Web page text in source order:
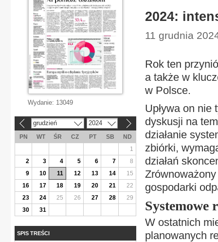
2024:
11 grudnia
Rok ten
a także w
w Polsce.
Upływa on
dyskusji na
działanie
zbiórki,
działań
gospodarki
Systemowe
W ostatnich
planowanych
Wydanie: 13049
grudzień 2024
PN WT ŚR CZ PT SB
ND
1
2
3 4 5 6 7
8
9
10 11 12 13 14
15
16
17 18 19 20 21
22
23
24 25 26 27 28
29
30
31
SPIS TREŚCI